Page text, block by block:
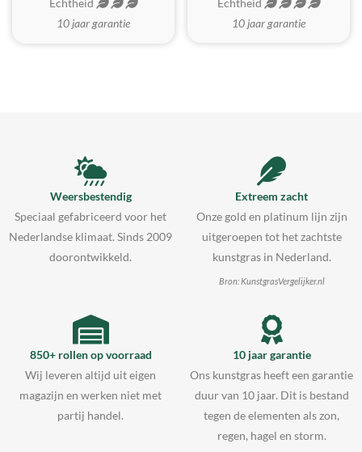
Echtheid
10 jaar garantie
Echtheid
10 jaar garantie
Weersbestendig
Speciaal gefabriceerd voor het
Nederlandse klimaat. Sinds 2009
doorontwikkeld.
Extreem zacht
Onze gold en platinum lijn zijn
uitgeroepen tot het zachtste
kunstgras in Nederland.
Bron: KunstgrasVergelijker.nl
850+ rollen op voorraad
Wij leveren altijd uit eigen
magazijn en werken niet met
partij handel.
10 jaar garantie
Ons kunstgras heeft een garantie
duur van 10 jaar. Dit is bestand
tegen de elementen als zon,
regen, hagel en storm.